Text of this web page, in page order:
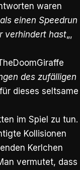
waren
einen Speedrun
verhindert hast„,
des zufälligen
dieses seltsame
im Spiel zu tun.
Kollisionen
Kerlchen
vermutet, dass